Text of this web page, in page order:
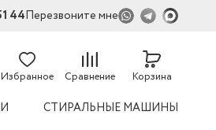
44Перезвоните мне
Избранное Сравнение Корзина
СТИРАЛЬНЫЕ МАШИНЫ